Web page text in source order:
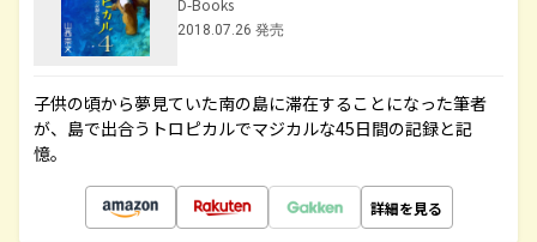
D-Books
2018.07.26 発売
子供の頃から夢見ていた南の島に滞在することになった筆者
が、島で出合うトロピカルでマジカルな45日間の記録と記
憶。
詳細を見る